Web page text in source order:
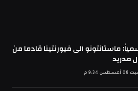
ماستانتونو الى فيورنتينا قادما من
مدريد
9:34 م